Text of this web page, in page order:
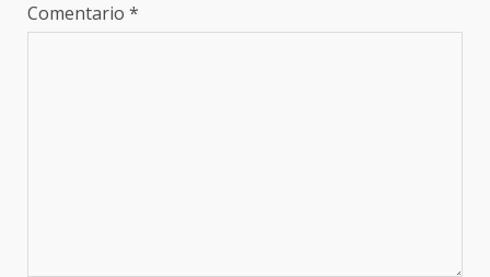
Comentario *